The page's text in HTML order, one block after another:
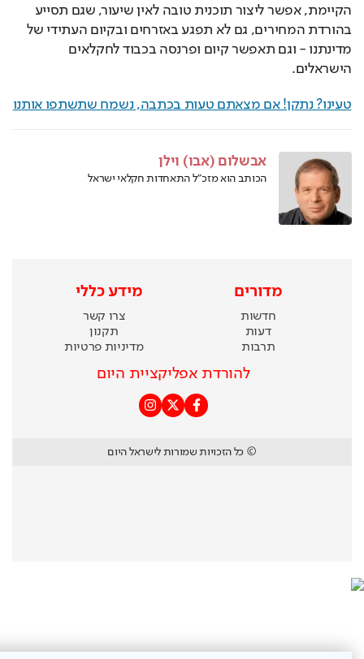
הקיימת, אפשר ליצור תוכנית טובה לאין שיעור, שגם תסייע
בהורדת המחירים, גם לא תפגע באזרחים ובקיום העתידי של
מדינתנו - וגם תאפשר קיום ופרנסה בכבוד לחקלאים
הישראלים.
טעינו? נתקן! אם מצאתם טעות בכתבה, נשמח שתשתפו אותנו
אבשלום (אבו) וילן
הכותב הוא מזכ"ל התאחדות חקלאי ישראל
מדורים
חדשות
דעות
תרבות
מידע כללי
צרו קשר
תקנון
מדיניות פרטיות
להורדת אפליקציית היום
© כל הזכויות שמורות לישראל היום